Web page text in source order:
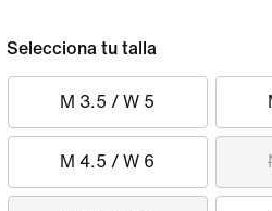
Selecciona tu talla
M 3.5 / W 5
M 4.5 / W 6